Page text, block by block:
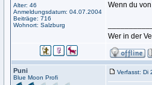
Alter: 46
Anmeldungsdatum: 04.07.2004
Beiträge: 716
Wohnort: Salzburg
Wenn du
Wer in der
Puni
Blue Moon Profi
Verfasst: Di